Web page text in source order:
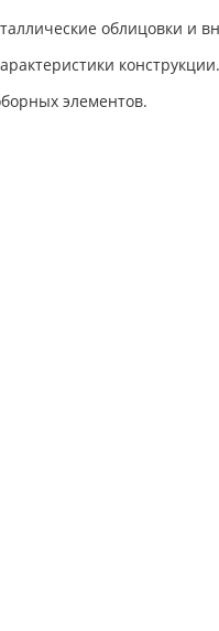
облицовки и
конструкции.
элементов.